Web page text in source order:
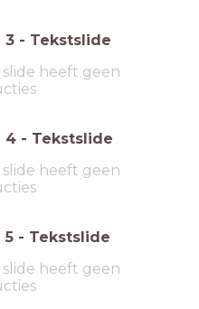
3 - Tekstslide
slide heeft geen
4 - Tekstslide
slide heeft geen
5 - Tekstslide
slide heeft geen